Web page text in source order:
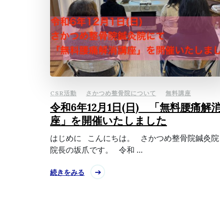
CSR活動 さかつめ整骨院について 無料講座
令和6年12月1日(日) 「無料腰痛解
座」を開催いたしました
はじめに こんにちは。 さかつめ整骨院鍼
院長の坂爪です。 令和 …
続きをみる